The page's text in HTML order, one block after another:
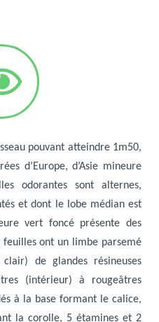
pouvant atteindre 1m50,
d’Europe, d’Asie mineure
odorantes sont alternes,
et dont le lobe médian est
vert foncé présente des
feuilles ont un limbe parsemé
de glandes résineuses
(intérieur) à rougeâtres
à la base formant le calice,
la corolle, 5 étamines et 2